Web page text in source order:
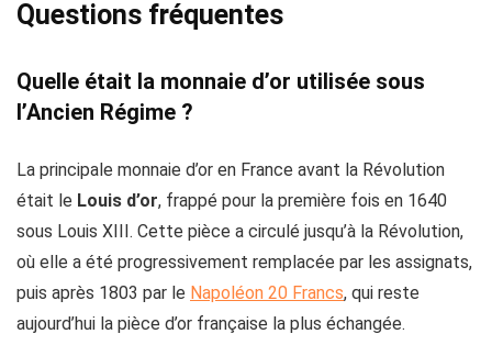
Questions fréquentes
Quelle était la monnaie d’or utilisée sous
l’Ancien Régime ?
La principale monnaie d’or en France avant la Révolution
était le Louis d’or, frappé pour la première fois en 1640
sous Louis XIII. Cette pièce a circulé jusqu’à la Révolution,
où elle a été progressivement remplacée par les assignats,
puis après 1803 par le Napoléon 20 Francs, qui reste
aujourd’hui la pièce d’or française la plus échangée.